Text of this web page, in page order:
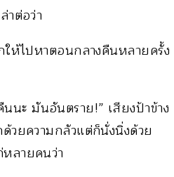
ต่อว่า
ห้ไปหาตอนกลางคืนหลายครั้ง
ะ มันอันตราย!” เสียงป้าข้าง
วยความกลัวแต่ก็นั่งนิ่งด้วย
ลายคนว่า